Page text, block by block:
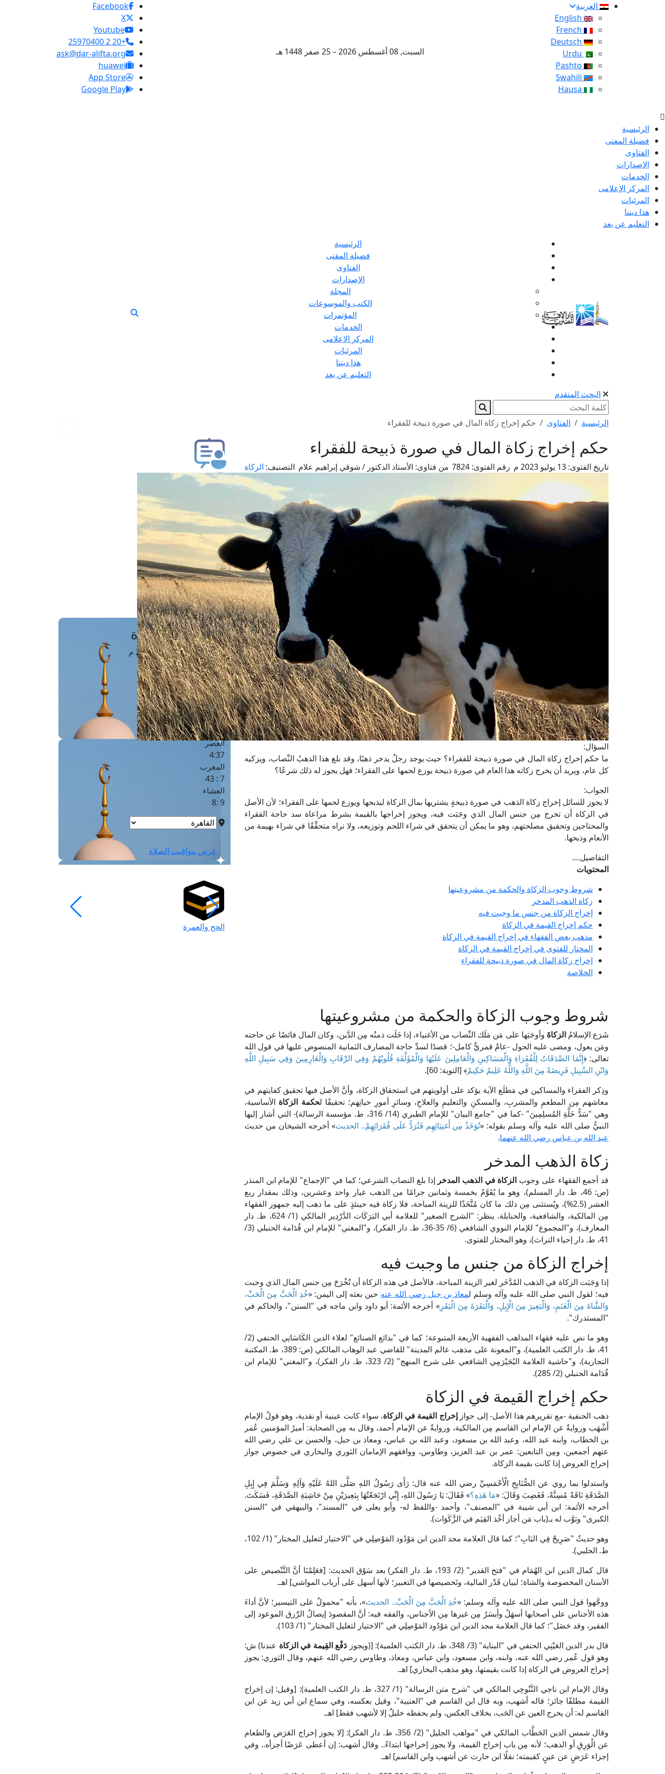
العربية
السبت, 08 أغسطس 2026 – 25 صفر 1448 هـ
Facebook
X
Youtube
+20 2 25970400
ask@dar-alifta.org
huawei
App Store
Google Play
الرئيسية
فضيلة المفتى
الفتاوى
الإصدارات
الخدمات
المركز الإعلامى
المرئيات
هذا ديننا
التعليم عن بعد
الرئيسية
فضيلة المفتى
الفتاوى
الإصدارات
المجلة
الكتب والموسوعات
المؤتمرات
الخدمات
المركز الإعلامى
المرئيات
هذا ديننا
التعليم عن بعد
البحث المتقدم
الرئيسية الفتاوى حكم إخراج زكاة المال في صورة ذبيحة للفقراء
حكم إخراج زكاة المال في صورة ذبيحة للفقراء
تاريخ الفتوى: رقم الفتوى: من فتاوى: الأستاذ الدكتور / شوقي إبراهيم علام التصنيف: الزكاة
السؤال:
ما حكم إخراج زكاة المال في صورة ذبيحة للفقراء؟ حيث يوجد رجلٌ يدخر ذهبًا، وقد بلغ هذا الذهبُ النِّصاب، ويزكيه
كل عام، ويريد أن يخرج زكاته هذا العام في صورة ذبيحة يوزع لحمها على الفقراء؛ فهل يجوز له ذلك شرعًا؟
الجواب:
لا يجوز للسائل إخراج زكاة الذهب في صورة ذبيحةٍ يشتريها بمال الزكاة ليذبحها ويوزع لحمها على الفقراء؛ لأن الأصل
في الزكاة أن تخرج مِن جنس المال الذي وجَبَت فيه، ويجوز إخراجها بالقيمة بشرط مراعاة سد حاجة الفقراء
والمحتاجين وتحقيق مصلحتهم، وهو ما يمكن أن يتحقق في شراء اللحم وتوزيعه، ولا نراه متحقِّقًا في شراء بهيمة من
الأنعام وذبحها.
التفاصيل....
المحتويات
شروط وجوب الزكاة والحكمة من مشروعيتها
زكاة الذهب المدخر
إخراج الزكاة من جنس ما وجبت فيه
حكم إخراج القيمة في الزكاة
مذهب بعض الفقهاء في إخراج القيمة في الزكاة
المختار للفتوى في إخراج القيمة في الزكاة
إخراج زكاة المال في صورة ذبيحة للفقراء
الخلاصة
شروط وجوب الزكاة والحكمة من مشروعيتها
شَرَع الإسلامُالزكاةَ وأوجَبَها على مَن مَلَك النِّصاب من الأغنياء، إذا خَلَت ذمتُه مِن الدَّين، وكان المال فائضًا عن حاجته
ومَن يعول، ومضى عليه الحول -عامٌ قمريٌّ كامل-؛ قصدًا لسدِّ حاجة المصارف الثمانية المنصوص عليها في قول الله
تعالى: ﴿إِنَّمَا الصَّدَقَاتُ لِلْفُقَرَاءِ وَالْمَسَاكِينِ وَالْعَامِلِينَ عَلَيْهَا وَالْمُؤَلَّفَةِ قُلُوبُهُمْ وَفِي الرِّقَابِ وَالْغَارِمِينَ وَفِي سَبِيلِ اللَّهِ
وَابْنِ السَّبِيلِ فَرِيضَةً مِنَ اللَّهِ وَاللَّهُ عَلِيمٌ حَكِيمٌ﴾ [التوبة: 60].
وذِكر الفقراء والمساكين في مَطلَع الآية يؤكد على أولويتهم في استحقاق الزكاة، وأنَّ الأصل فيها تحقيق كفايتهم في
معاشهم مِن المطعمِ والمشربِ، والمسكنِ والتعليمِ والعلاجِ، وسائرِ أمورِ حياتِهم؛ تحقيقًا لحكمة الزكاة الأساسية،
وهي "سَدُّ خَلَّةِ المُسلِمِينَ" -كما في "جامع البيان" للإمام الطبري (14/ 316، ط. مؤسسة الرسالة)- التي أشار إليها
النبيُّ صلى الله عليه وآله وسلم بقوله: «تُؤخَذُ مِن أَغنِيَائِهِم فَتُرَدُّ عَلَى فُقَرَائِهِمْ.. الحديث» أخرجه الشيخان من حديث
عبد الله بن عباس رضي الله عنهما.
زكاة الذهب المدخر
قد أجمع الفقهاء على وجوب الزكاة في الذهب المدخر إذا بلغ النصاب الشرعي؛ كما في "الإجماع" للإمام ابن المنذر
(ص: 46، ط. دار المسلم)، وهو ما يُقَوَّمُ بخمسة وثمانين جرامًا من الذهب عيار واحد وعشرين، وذلك بمقدار ربع
العشر (2.5%)، ويُستثنى مِن ذلك ما كان مُتَّخَذًا للزينة المباحة، فلا زكاة فيه حينئذٍ على ما ذهب إليه جمهور الفقهاء
مِن المالكية، والشافعية، والحنابلة. ينظر: "الشرح الصغير" للعلامة أبي البَرَكَات الدَّرْدِير المالكي (1/ 624، ط. دار
المعارف)، و"المجموع" للإمام النووي الشافعي (6/ 35-36، ط. دار الفكر)، و"المغني" للإمام ابن قُدَامة الحنبلي (3/
41، ط. دار إحياء التراث)، وهو المختار للفتوى.
إخراج الزكاة من جنس ما وجبت فيه
إذا وَجَبَت الزكاة في الذهب المُدَّخَر لغير الزينة المباحة، فالأصل في هذه الزكاة أن تُخْرَجَ مِن جنس المال الذي وجبت
فيه؛ لقول النبي صلى الله عليه وآله وسلم لمعاذ بن جبل رضي الله عنه حين بعثه إلى اليمن: «خُذِ الْحَبَّ مِنَ الْحَبِّ،
وَالشَّاةَ مِنَ الْغَنَمِ، وَالْبَعِيرَ مِنَ الْإِبِلِ، وَالْبَقَرَةَ مِنَ الْبَقَرِ» أخرجه الأئمة: أبو داود وابن ماجه في "السنن"، والحاكم في
"المستدرك".
وهو ما نص عليه فقهاء المذاهب الفقهية الأربعة المتبوعة؛ كما في "بدائع الصنائع" لعلاء الدين الكَاسَانِي الحنفي (2/
41، ط. دار الكتب العلمية)، و"المعونة على مذهب عالم المدينة" للقاضي عبد الوهاب المالكي (ص: 389، ط. المكتبة
التجارية)، و"حاشية العلامة البُجَيْرَمِي الشافعي على شرح المنهج" (2/ 323، ط. دار الفكر)، و"المغني" للإمام ابن
قُدَامة الحنبلي (2/ 285).
حكم إخراج القيمة في الزكاة
ذهب الحنفية -مع تقريرهم هذا الأصل- إلى جوازإخراج القيمة في الزكاة، سواء كانت عينية أو نقدية، وهو قولُ الإمام
أَشْهَب وروايةٌ عن الإمام ابن القاسم مِن المالكية، وروايةٌ عن الإمام أحمد، وقال به مِن الصحابة: أميرُ المؤمنين عُمر
بن الخطاب، وابنه عبد الله، وعبد الله بن مسعود، وعبد الله بن عباس، ومعاذ بن جبل، والحسن بن علي رضي الله
عنهم أجمعين، ومِن التابعين: عمر بن عبد العزيز، وطاوس، ووافقهم الإمامان الثوري والبخاري في خصوص جواز
إخراج العروض إذا كانت بقيمة الزكاة.
واستدلوا بما روي عن الصُّنَابِحِ الْأَحْمَسِيِّ رضي الله عنه قال: رَأَى رَسُولُ اللهِ صَلَّى اللهُ عَلَيْهِ وَآلِهِ وَسَلَّمَ فِي إِبِلِ
الصَّدَقَةِ نَاقَةً مُسِنَّةً، فَغَضِبَ وَقَالَ: «مَا هَذِهِ؟» فَقَالَ: يَا رَسُولَ اللهِ، إِنِّي ارْتَجَعْتُهَا بِبَعِيرَيْنِ مِنْ حَاشِيَةِ الصَّدَقَةِ، فَسَكَتَ.
أخرجه الأئمة: ابن أبي شيبة في "المصنف"، وأحمد -واللفظ له- وأبو يعلى في "المسند"، والبيهقي في "السنن
الكبرى" وبَوَّب له بـ(باب مَن أجاز أخْذ القِيَم في الزَّكَوَات).
وهو حديثٌ "صَرِيحٌ فِي البَابِ"؛ كما قال العلامة مجد الدين ابن مَوْدُود المَوْصِلِي في "الاختيار لتعليل المختار" (1/ 102،
ط. الحلبي).
قال كمال الدين ابن الهُمَام في "فتح القدير" (2/ 193، ط. دار الفكر) بعد سَوْق الحديث: [فعَلِمْنَا أنَّ التَّنْصيص على
الأسنان المخصوصة والشاة؛ لبيان قَدْر المالية، وتَخصيصها في التعبير؛ لأنها أسهل على أرباب المواشي] اهـ.
ووجَّهوا قول النبي صلى الله عليه وآله وسلم: «خُذِ الْحَبَّ مِنَ الْحَبِّ.. الحديث»، بأنه "محمولٌ على التيسير؛ لأنَّ أداءَ
هذه الأجناس على أصحابها أسهَلُ وأيسَرُ مِن غيرها مِن الأجناس، والفقه فيه: أنَّ المقصودَ إيصالُ الرِّزق الموعود إلى
الفقير، وقد حَصَل"؛ كما قال العلامة مجد الدين ابن مَوْدُود المَوْصِلِي في "الاختيار لتعليل المختار" (1/ 103).
قال بدر الدين العَيْنِي الحنفي في "البناية" (3/ 348، ط. دار الكتب العلمية): [(ويجوز
دَفْع القِيمة في الزكاة عندنا) ش:
وهو قول عُمر رضي الله عنه، وابنه، وابن مسعود، وابن عباس، ومعاذ، وطاوس رضي الله عنهم، وقال الثوري: يجوز
إخراج العروض في الزكاة إذا كانت بقيمتها، وهو مذهب البخاري] اهـ.
وقال الإمام ابن ناجي التَّنُوخِي المالكي في "شرح متن الرسالة" (1/ 327، ط. دار الكتب العلمية): [وقيل: إن إخراج
القيمة مطلقًا جائز؛ قاله أشهب، وبه قال ابن القاسم في "العتبية"، وقيل بعكسه، وفي سماع ابن أبي زيد عن ابن
القاسم له: أن يخرج العين عن الحَب، بخلاف العكس، ولم يحفظه خليلٌ إلا لأشهب فقط] اهـ.
وقال شمس الدين الحَطَّاب المالكي في "مواهب الجليل" (2/ 356، ط. دار الفكر): [لا يجوز إخراج العَرَض والطعام
عن الْوَرِقِ أو الذهب؛ لأنه مِن باب إخراج القيمة، ولا يجوز إخراجها ابتداءً.. وقال أشهب: إن أعطى عَرَضًا أجزأه.. وفي
إجزاء عَرَضٍ عن عينٍ كقيمته؛ نقلًا ابن حارث عن أشهب وابن القاسم] اهـ.
طلب فتوى
استعلام عن فتوى
حجز موعد
الفتوى الهاتفية
مَواقِيتُ الصَّـــلاة
القاهرة · 08 أغسطس 2026 م
الفجر
4 :42
الشروق
6 :18
الظهر
1 : 1
العصر
4:37
المغرب
7 : 43
العشاء
9 :8
عرض مواقيت الصلاة
الحج والعمرة